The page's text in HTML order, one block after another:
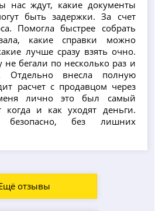
нас ждут, какие документы
быть задержки. За счет
Помогла быстрее собрать
какие справки можно
лучше сразу взять очно.
бегали по несколько раз и
Отдельно внесла полную
расчет с продавцом через
лично это был самый
и как уходят деньги.
без лишних
отзывы